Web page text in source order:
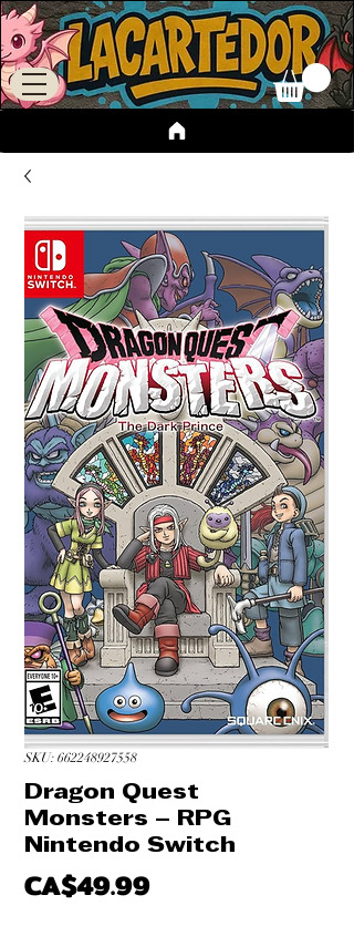
SKU: 662248927558
Dragon Quest
Monsters – RPG
Nintendo Switch
CA$49.99Price